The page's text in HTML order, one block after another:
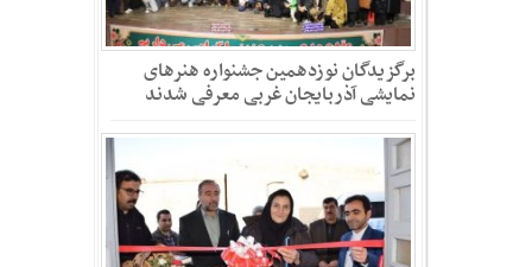
برگزیدگان نوزدهمین جشنواره هنرهای
نمایشی آذربایجان غربی معرفی شدند